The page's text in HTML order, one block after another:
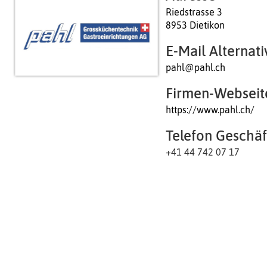
Riedstrasse 3
8953 Dietikon
E-Mail
pahl@pahl.ch
Firmen-
https://www.pahl.ch/
Telefon
+41 44 742 07 17